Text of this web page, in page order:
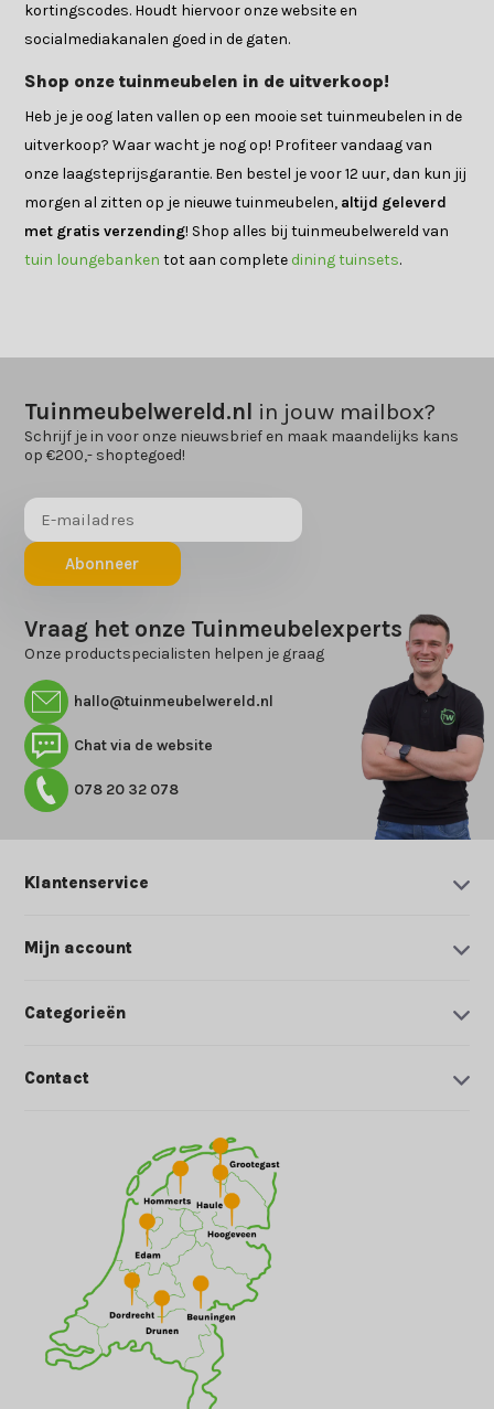
kortingscodes. Houdt hiervoor onze website en
socialmediakanalen goed in de gaten.
Shop onze tuinmeubelen in de uitverkoop!
Heb je je oog laten vallen op een mooie set tuinmeubelen in de
uitverkoop? Waar wacht je nog op! Profiteer vandaag van
onze laagsteprijsgarantie. Ben bestel je voor 12 uur, dan kun jij
morgen al zitten op je nieuwe tuinmeubelen, altijd geleverd
met gratis verzending! Shop alles bij tuinmeubelwereld van
tuin loungebanken tot aan complete dining tuinsets.
Tuinmeubelwereld.nl in jouw mailbox?
Schrijf je in voor onze nieuwsbrief en maak maandelijks kans
op €200,- shoptegoed!
Abonneer
Vraag het onze Tuinmeubelexperts
Onze productspecialisten helpen je graag
hallo@tuinmeubelwereld.nl
Chat via de website
078 20 32 078
Klantenservice
Mijn account
Categorieën
Contact